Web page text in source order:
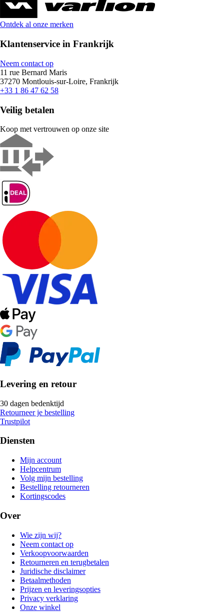
Ontdek al onze merken
Klantenservice in Frankrijk
Neem contact op
11 rue Bernard Maris
37270 Montlouis-sur-Loire, Frankrijk
+33 1 86 47 62 58
Veilig betalen
Koop met vertrouwen op onze site
Levering en retour
30 dagen bedenktijd
Retourneer je bestelling
Trustpilot
Diensten
Mijn account
Helpcentrum
Volg mijn bestelling
Bestelling retourneren
Kortingscodes
Over
Wie zijn wij?
Neem contact op
Verkoopvoorwaarden
Retourneren en terugbetalen
Juridische disclaimer
Betaalmethoden
Prijzen en leveringsopties
Privacy verklaring
Onze winkel